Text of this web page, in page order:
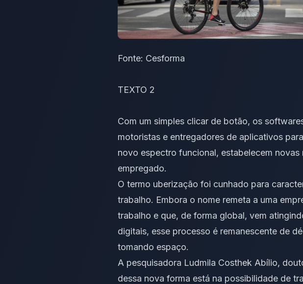
Fonte: Cesforma
TEXTO 2
Com um simples clicar de botão, os
motoristas e entregadores de aplicativos
novo espectro funcional, estabelecem
empregado.
O termo uberização foi cunhado para
trabalho. Embora o nome remeta a uma
trabalho e que, de forma global, vem
digitais, esse processo é remanescente de
tomando espaço.
A pesquisadora Ludmila Costhek Abílio,
dessa nova forma está na possibilidade de